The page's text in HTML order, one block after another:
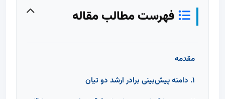
فهرست مطالب مقاله
مقدمه
۱. دامنه پیش‌بینی برادر ارشد دو تیان